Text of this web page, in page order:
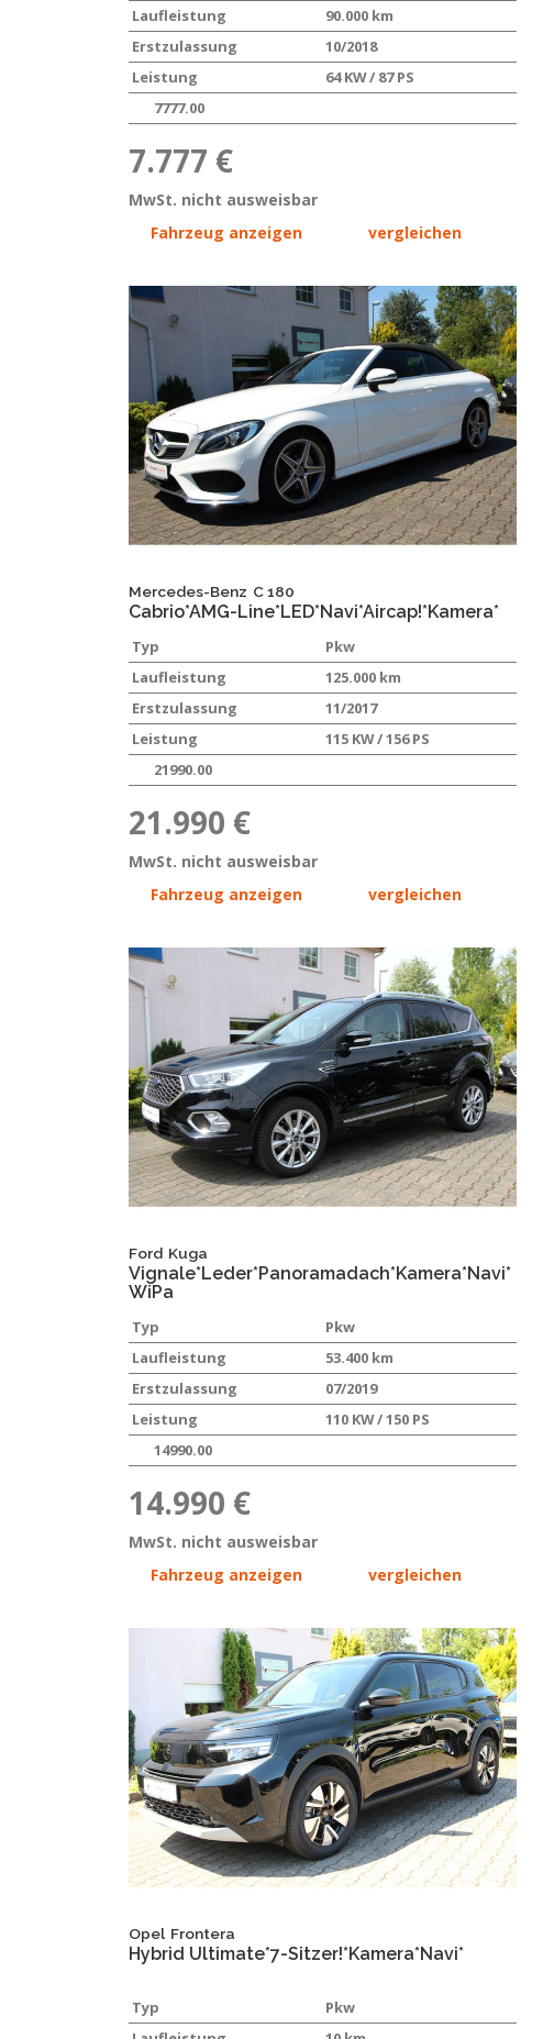
Laufleistung
90.000 km
Erstzulassung
10/2018
Leistung
64 KW / 87 PS
7777.00
7.777 €
MwSt. nicht ausweisbar
Fahrzeug anzeigen
vergleichen
Mercedes-Benz C 180
Cabrio*AMG-Line*LED*Navi*Aircap!*Kamera*
Typ
Pkw
Laufleistung
125.000 km
Erstzulassung
11/2017
Leistung
115 KW / 156 PS
21990.00
21.990 €
MwSt. nicht ausweisbar
Fahrzeug anzeigen
vergleichen
Ford Kuga
Vignale*Leder*Panoramadach*Kamera*Navi*
WiPa
Typ
Pkw
Laufleistung
53.400 km
Erstzulassung
07/2019
Leistung
110 KW / 150 PS
14990.00
14.990 €
MwSt. nicht ausweisbar
Fahrzeug anzeigen
vergleichen
Opel Frontera
Hybrid Ultimate*7-Sitzer!*Kamera*Navi*
Typ
Pkw